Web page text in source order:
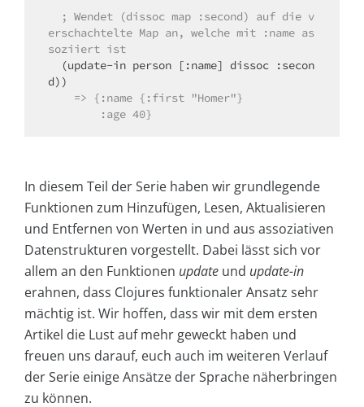
erschachtelte Map an, welche mit :name as
soziiert ist
    => {:name {:first "Homer"}
        :age 40}
In diesem Teil der Serie haben wir grundlegende
Funktionen zum Hinzufügen, Lesen, Aktualisieren
und Entfernen von Werten in und aus assoziativen
Datenstrukturen vorgestellt. Dabei lässt sich vor
allem an den Funktionen update und update-in
erahnen, dass Clojures funktionaler Ansatz sehr
mächtig ist. Wir hoffen, dass wir mit dem ersten
Artikel die Lust auf mehr geweckt haben und
freuen uns darauf, euch auch im weiteren Verlauf
der Serie einige Ansätze der Sprache näherbringen
zu können.